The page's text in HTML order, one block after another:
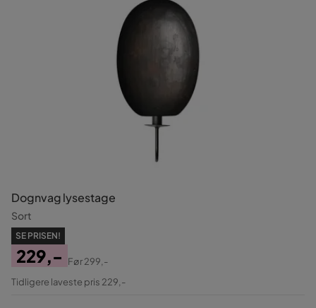
Dognvag lysestage
Sort
SE PRISEN!
Pris
229,-
Original
Før299,-
Tidligere laveste pris 229,-